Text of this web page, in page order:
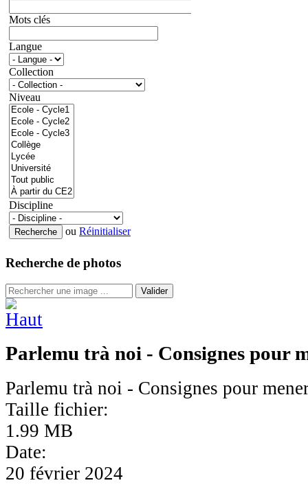
Mots clés
Langue
Collection
Niveau
Discipline
ou Réinitialiser
Recherche de photos
Valider
Parlemu trà noi - Consignes pour
Parlemu trà noi - Consignes pour
Taille fichier:
1.99 MB
Date:
20 février 2024